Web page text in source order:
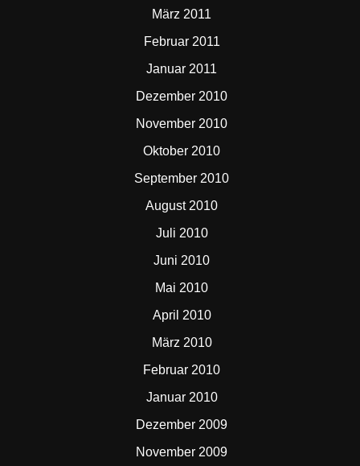
März 2011
Februar 2011
Januar 2011
Dezember 2010
November 2010
Oktober 2010
September 2010
August 2010
Juli 2010
Juni 2010
Mai 2010
April 2010
März 2010
Februar 2010
Januar 2010
Dezember 2009
November 2009